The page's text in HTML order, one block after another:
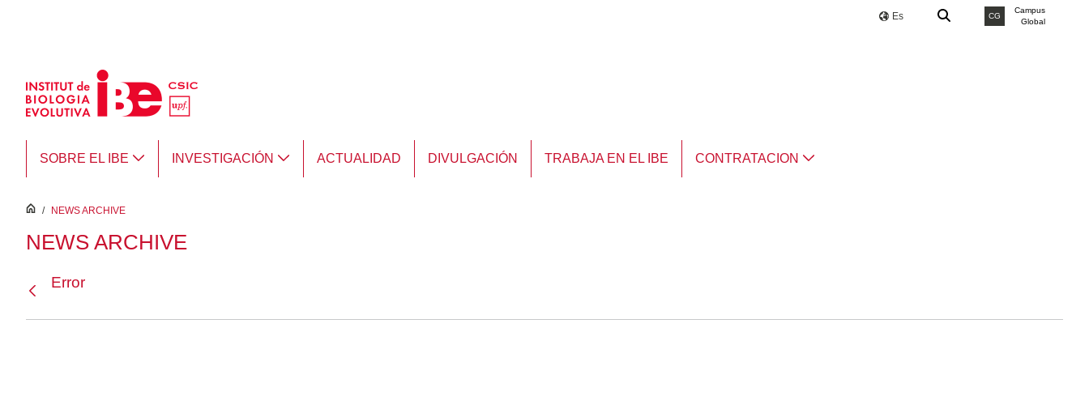
Es CG
Campus
Global
SOBRE EL IBE INVESTIGACIÓN ACTUALIDAD DIVULGACIÓN TRABAJA EN EL IBE CONTRATACION
inici
/ NEWS ARCHIVE
NEWS ARCHIVE
Error